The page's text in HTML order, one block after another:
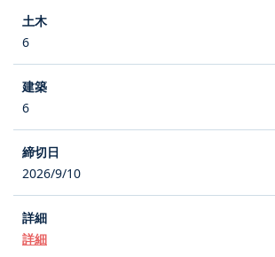
6
6
2026/9/10
詳細